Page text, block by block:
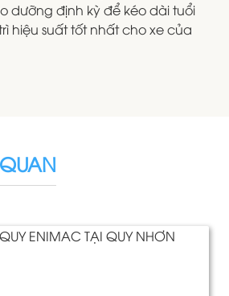
dưỡng định kỳ để kéo dài tuổi
hiệu suất tốt nhất cho xe của